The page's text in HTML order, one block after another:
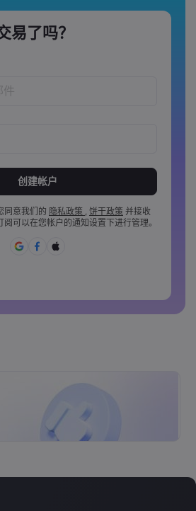
易了吗？
1 个大写字母
1 个小写字母
+=:;&lt;&gt;{,[]?,.
同意我们的 隐私政策 , 饼干政策 并接收
阅可以在您帐户的通知设置下进行管理。